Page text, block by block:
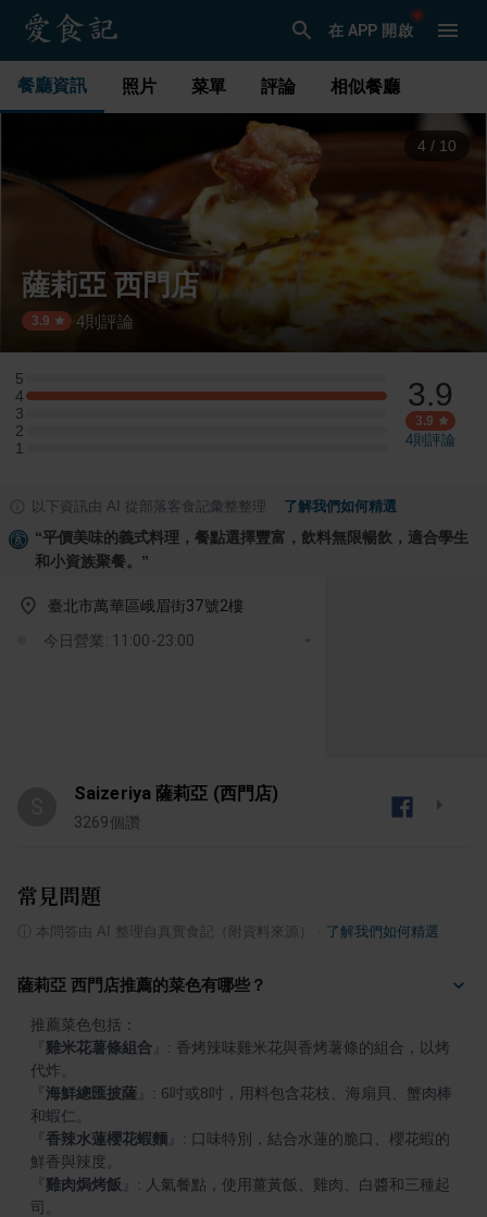
在 APP 開啟
餐廳資訊 照片 菜單 評論 相似餐廳
5 / 10
薩莉亞 西門店
3.9 ·4則評論
5
5 星：0 則評論
4
4 星：4 則評論
3
3 星：0 則評論
2
2 星：0 則評論
1
1 星：0 則評論
3.9
3.9
4則評論
以下資訊由 AI 從部落客食記彙整整理 了解我們如何精選
“平價美味的義式料理，餐點選擇豐富，飲料無限暢飲，適合學生
和小資族聚餐。 ”
臺北市萬華區峨眉街37號2樓
今日營業: 11:00-23:00
Saizeriya 薩莉亞 (西門店)
3269個讚
常見問題
本問答由 AI 整理自真實食記（附資料來源） 了解我們如何精選
薩莉亞 西門店推薦的菜色有哪些？
雞米花薯條組合
: 香烤辣味雞米花與香烤薯條的組合，以烤
海鮮總匯披薩
: 6吋或8吋，用料包含花枝、海扇貝、蟹肉棒
香辣水蓮櫻花蝦麵
: 口味特別，結合水蓮的脆口、櫻花蝦的
雞肉焗烤飯
: 人氣餐點，使用薑黃飯、雞肉、白醬和三種起